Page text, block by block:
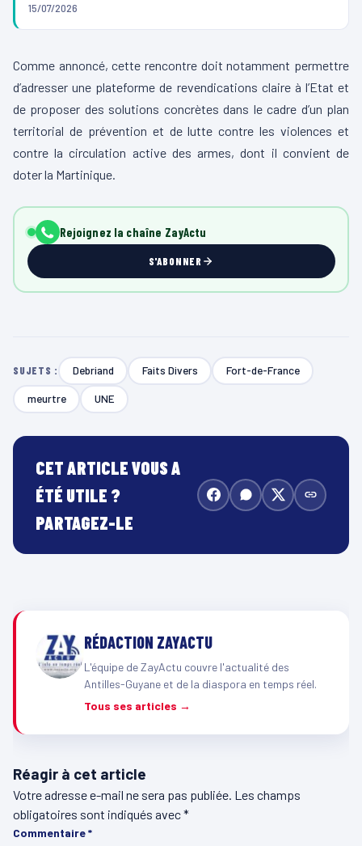
15/07/2026
Comme annoncé, cette rencontre doit notamment permettre
d’adresser une plateforme de revendications claire à l’Etat et
de proposer des solutions concrètes dans le cadre d’un plan
territorial de prévention et de lutte contre les violences et
contre la circulation active des armes, dont il convient de
doter la Martinique.
Rejoignez la chaîne ZayActu
S'ABONNER
SUJETS : Debriand Faits Divers Fort-de-France
meurtre UNE
CET ARTICLE VOUS A
ÉTÉ UTILE ?
PARTAGEZ-LE
RÉDACTION ZAYACTU
L'équipe de ZayActu couvre l'actualité des
Antilles-Guyane et de la diaspora en temps réel.
Tous ses articles →
Réagir à cet article
Votre adresse e-mail ne sera pas publiée. Les champs
obligatoires sont indiqués avec*
Commentaire*